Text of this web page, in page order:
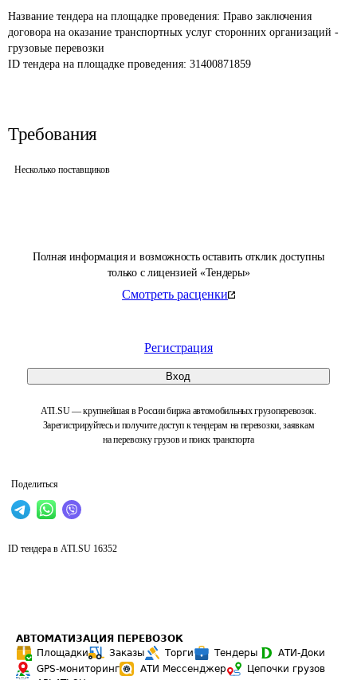
Полная информация и возможность оставить отклик доступны
только с лицензией «Тендеры»
Смотреть расценки
Регистрация
Вход
ATI.SU — крупнейшая в России биржа автомобильных грузоперевозок.
Зарегистрируйтесь и получите доступ к тендерам на перевозки, заявкам
на перевозку грузов и поиск транспорта
Поделиться
Название тендера на площадке проведения: Право заключения
договора на оказание транспортных услуг сторонних организаций -
грузовые перевозки
ID тендера на площадке проведения: 31400871859
Требования
Несколько поставщиков
ID тендера в ATI.SU 16352
АВТОМАТИЗАЦИЯ ПЕРЕВОЗОК
Площадки
Заказы Торги Тендеры
АТИ-Доки
GPS-мониторинг
АТИ Мессенджер
Цепочки грузов